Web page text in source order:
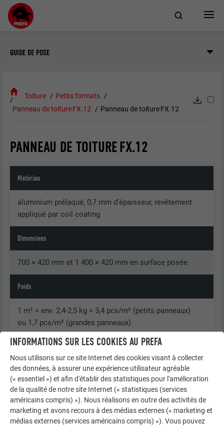
GUIDE DE POSE
Toiture
Petits formats
Panneau de toiture FX.12
Panneau de toiture FX.12
PANNEAU DE TOITURE FX.12
Matériau
aluminium prélaqué, 0,7 mm d’épaisseur, revêtement
appliqué par coil coating
Dimensions
700 × 420 mm et 1 400 × 420 mm en surface posée
Poids
1 m² = env. 2,4-2,5 kg = 3,4 pcs/m² (petits panneaux)
ou 1,7 pcs/m² (grandes panneaux)
Pente de toit
À partir de 17° = env. 31%
Sous-construction et couche de séparation
Voir chapitre « Informations générales »
INFORMATIONS SUR LES COOKIES AU PREFA
Nous utilisons sur ce site Internet des cookies visant à collecter
des données, à assurer une expérience utilisateur agréable
(« essentiel ») et afin d'établir des statistiques pour l'amélioration
de la qualité de notre site Internet (« statistiques (services
américains compris) »). Nous réalisons en outre des activités de
marketing et avons recours à des médias externes (« marketing et
médias externes (services américains compris) »). Vous pouvez